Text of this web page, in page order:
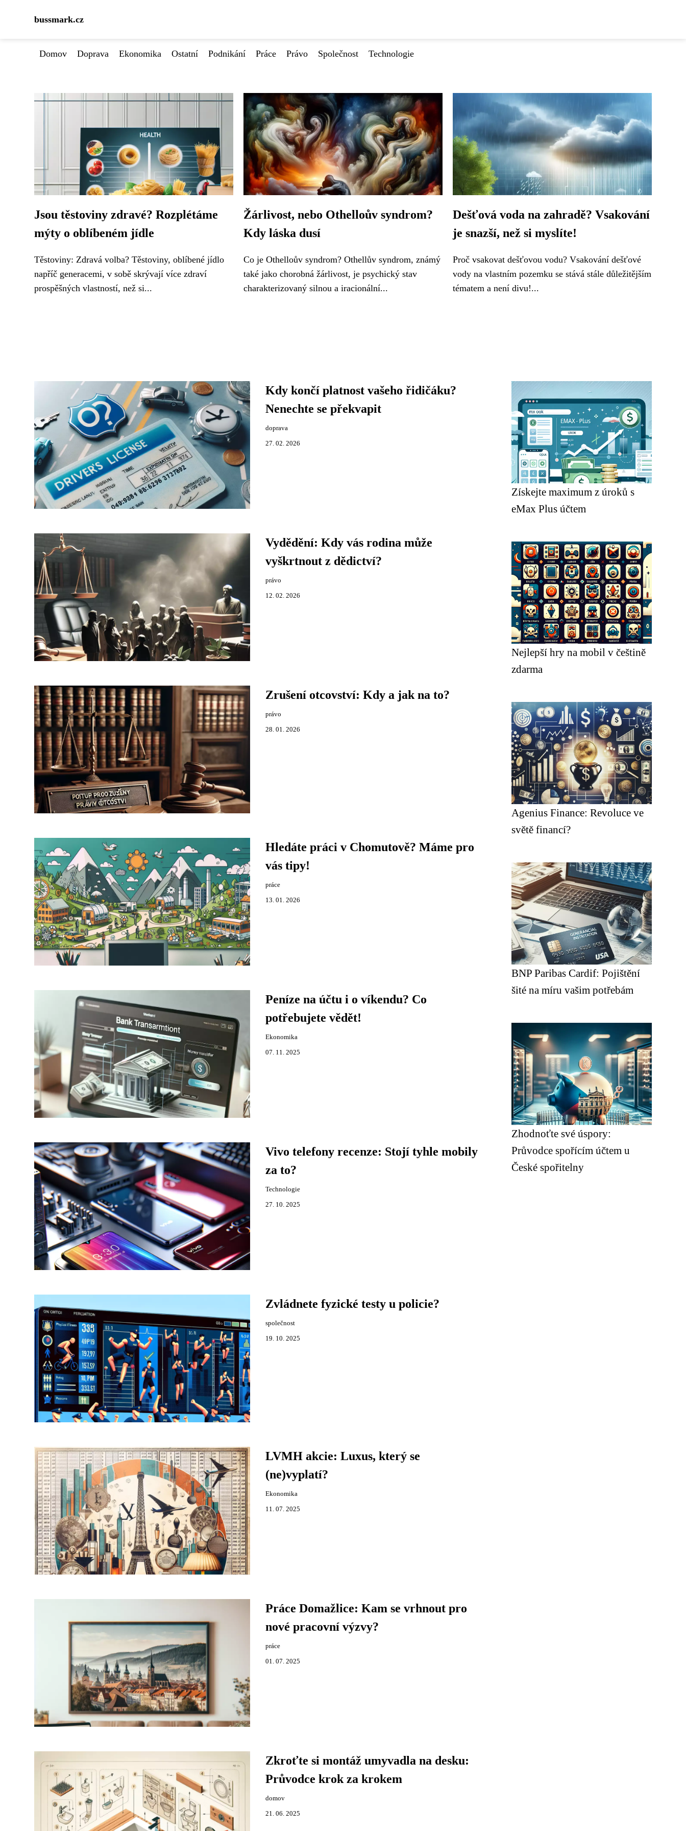
bussmark.cz
Domov Doprava Ekonomika Ostatní Podnikání Práce Právo Společnost Technologie
Jsou těstoviny zdravé? Rozplétáme
mýty o oblíbeném jídle
Těstoviny: Zdravá volba? Těstoviny, oblíbené jídlo
napříč generacemi, v sobě skrývají více zdraví
prospěšných vlastností, než si...
Žárlivost, nebo Othelloův syndrom?
Kdy láska dusí
Co je Othelloův syndrom? Othellův syndrom, známý
také jako chorobná žárlivost, je psychický stav
charakterizovaný silnou a iracionální...
Dešťová voda na zahradě? Vsakování
je snazší, než si myslíte!
Proč vsakovat dešťovou vodu? Vsakování dešťové
vody na vlastním pozemku se stává stále důležitějším
tématem a není divu!...
Kdy končí platnost vašeho řidičáku?
Nenechte se překvapit
doprava
27. 02. 2026
Vydědění: Kdy vás rodina může
vyškrtnout z dědictví?
právo
12. 02. 2026
Zrušení otcovství: Kdy a jak na to?
právo
28. 01. 2026
Hledáte práci v Chomutově? Máme pro
vás tipy!
práce
13. 01. 2026
Peníze na účtu i o víkendu? Co
potřebujete vědět!
Ekonomika
07. 11. 2025
Vivo telefony recenze: Stojí tyhle mobily
za to?
Technologie
27. 10. 2025
Zvládnete fyzické testy u policie?
společnost
19. 10. 2025
LVMH akcie: Luxus, který se
(ne)vyplatí?
Ekonomika
11. 07. 2025
Práce Domažlice: Kam se vrhnout pro
nové pracovní výzvy?
práce
01. 07. 2025
Zkroťte si montáž umyvadla na desku:
Průvodce krok za krokem
domov
21. 06. 2025
Získejte maximum z úroků s
eMax Plus účtem
Nejlepší hry na mobil v češtině
zdarma
Agenius Finance: Revoluce ve
světě financí?
BNP Paribas Cardif: Pojištění
šité na míru vašim potřebám
Zhodnoťte své úspory:
Průvodce spořícím účtem u
České spořitelny